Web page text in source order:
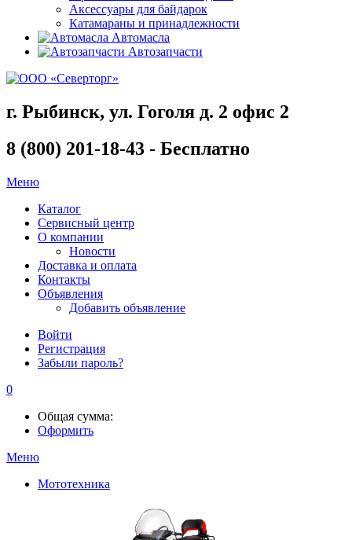
Аксессуары для байдарок
Катамараны и принадлежности
Автомасла
Автозапчасти
г. Рыбинск, ул. Гоголя д. 2 офис 2
8 (800) 201-18-43 - Бесплатно
Меню
Каталог
Сервисный центр
О компании
Новости
Доставка и оплата
Контакты
Объявления
Добавить объявление
Войти
Регистрация
Забыли пароль?
0
Общая сумма:
Оформить
Меню
Мототехника